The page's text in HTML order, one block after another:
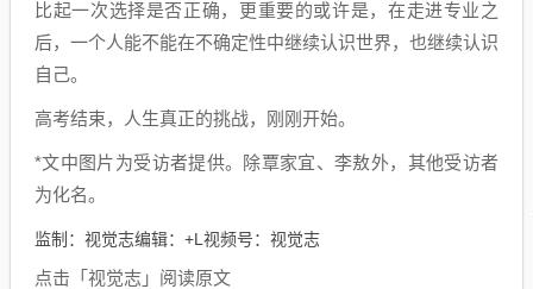
比起一次选择是否正确，更重要的或许是，在走进专业之
后，一个人能不能在不确定性中继续认识世界，也继续认识
自己。
高考结束，人生真正的挑战，刚刚开始。
*文中图片为受访者提供。除覃家宜、李敖外，其他受访者
为化名。
监制：视觉志编辑：+L视频号：视觉志
点击「视觉志」阅读原文